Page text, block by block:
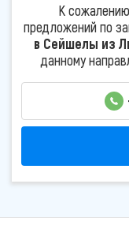
К
предложений по
в Сейшелы из
данному